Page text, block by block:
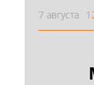
7 августа